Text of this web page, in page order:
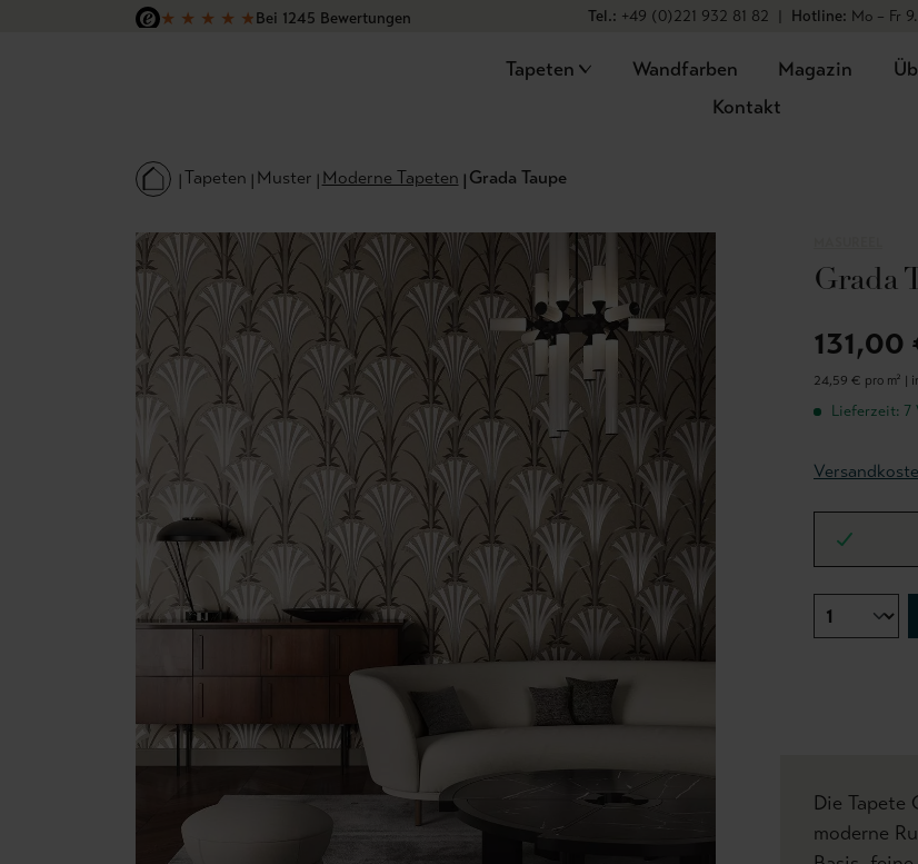
Hauptinhalt springen
Zur Suche springen
Zur Hauptnavigation springen
★ ★ ★ ★ ★Bei 1245 Bewertungen
Tel.: +49 (0)221 932 81 82 | Hotline: Mo – Fr
Tapeten Wandfarben Magazin
Kontakt
Tapeten Muster Moderne Tapeten Grada Taupe
Grada
131,00
24,59 € pro m² |
Lieferzeit: 7
Die Tapete
moderne